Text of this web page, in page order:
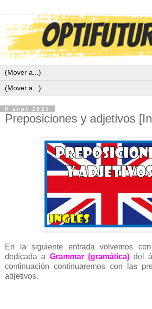
8 sept 2021
Preposiciones y adjetivos
En la siguiente entrada volvemos
dedicada a Grammar (gramática)del
continuación continuaremos con las
adjetivos.